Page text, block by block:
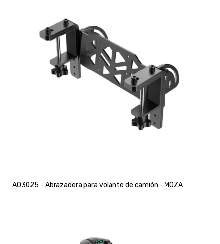
A03025 - Abrazadera para volante de camión - MOZA